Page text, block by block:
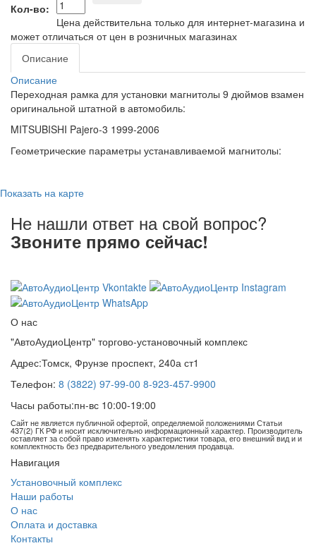
Кол-во:
Цена действительна только для интернет-магазина и
может отличаться от цен в розничных магазинах
Описание
Описание
Переходная рамка для установки магнитолы 9 дюймов взамен
оригинальной штатной в автомобиль:
MITSUBISHI Pajero-3 1999-2006
Геометрические параметры устанавливаемой магнитолы:
Показать на карте
Не нашли ответ на свой вопрос?
Звоните прямо сейчас!
О нас
"АвтоАудиоЦентр" торгово-установочный комплекс
Адрес:Томск, Фрунзе проспект, 240а ст1
Телефон: 8 (3822) 97-99-00 8-923-457-9900
Часы работы:пн-вс 10:00-19:00
Сайт не является публичной офертой, определяемой положениями Статьи
437(2) ГК РФ и носит исключительно информационный характер. Производитель
оставляет за собой право изменять характеристики товара, его внешний вид и и
комплектность без предварительного уведомления продавца.
Навигация
Установочный комплекс
Наши работы
О нас
Оплата и доставка
Контакты